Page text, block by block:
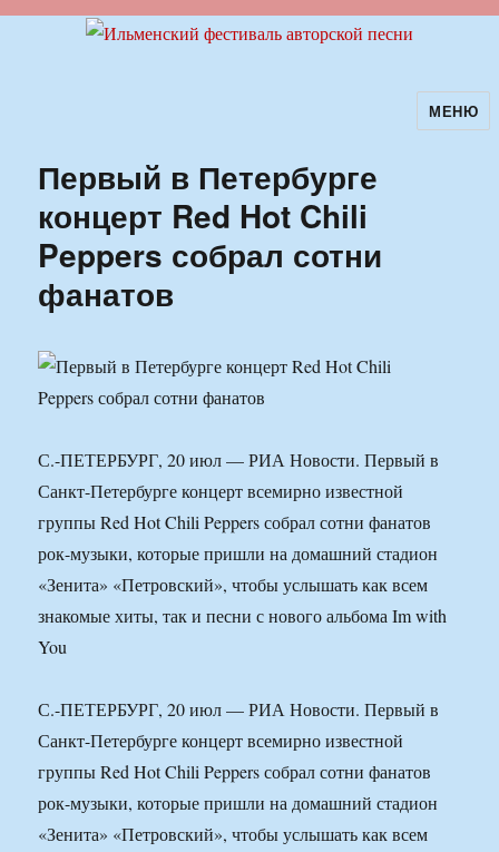
Ильменский фестиваль авторскойМЕНЮ
Первый в Петербурге
концерт Red Hot Chili
Peppers собрал сотни
фанатов
С.-ПЕТЕРБУРГ, 20 июл — РИА Новости. Первый в
Санкт-Петербурге концерт всемирно известной
группы Red Hot Chili Peppers собрал сотни фанатов
рок-музыки, которые пришли на домашний стадион
«Зенита» «Петровский», чтобы услышать как всем
знакомые хиты, так и песни с нового альбома Im with
You
С.-ПЕТЕРБУРГ, 20 июл — РИА Новости. Первый в
Санкт-Петербурге концерт всемирно известной
группы Red Hot Chili Peppers собрал сотни фанатов
рок-музыки, которые пришли на домашний стадион
«Зенита» «Петровский», чтобы услышать как всем